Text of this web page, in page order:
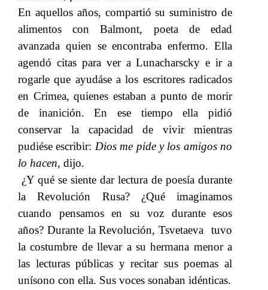
En aquellos años, compartió su suministro de
alimentos con Balmont, poeta de edad
avanzada quien se encontraba enfermo. Ella
agendó citas para ver a Lunacharscky e ir a
rogarle que ayudáse a los escritores radicados
en Crimea, quienes estaban a punto de morir
de inanición. En ese tiempo ella pidió
conservar la capacidad de vivir mientras
pudiése escribir:​​ Dios me pide y los amigos no
lo hacen, dijo.
¿Y qué se siente dar lectura de poesía durante
la Revolución Rusa? ¿Qué imaginamos
cuando pensamos en su voz durante esos
años? Durante la​​Revolución, Tsvetaeva tuvo
la costumbre de llevar a su hermana menor a
las lecturas públicas y recitar sus poemas al
unísono con ella. Sus voces sonaban idénticas.